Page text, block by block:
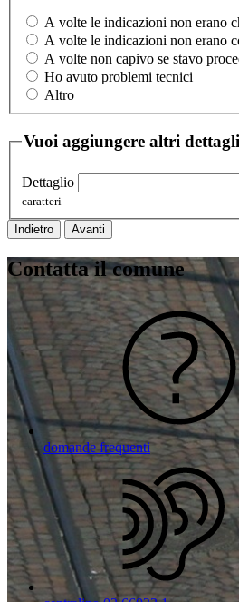
A volte le indicazioni non erano
A volte le indicazioni non erano
A volte non capivo se stavo
Ho avuto problemi tecnici
Altro
Vuoi aggiungere altri
Dettaglio
caratteri
Indietro Avanti
Contatta il comune
domande frequenti